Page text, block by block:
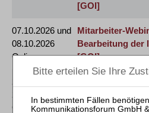
[GOI]
07.10.2026 und
08.10.2026
Online
Mitarbeiter-
Bearbeitung der
[GOI]
Online
[GOI]